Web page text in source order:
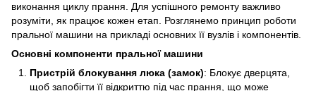
виконання циклу прання. Для успішного ремонту важливо
розуміти, як працює кожен етап. Розглянемо принцип роботи
пральної машини на прикладі основних її вузлів і компонентів.
Основні компоненти пральної машини
Пристрій блокування люка (замок): Блокує дверцята,
щоб запобігти її відкриттю під час прання, що може